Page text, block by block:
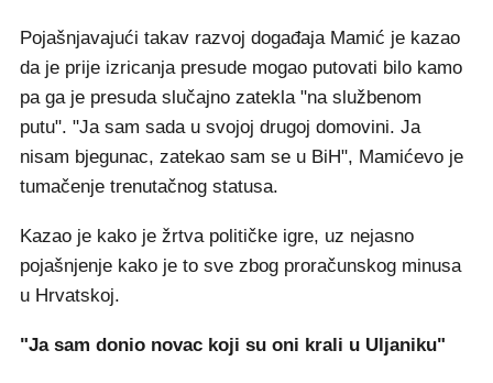
Pojašnjavajući takav razvoj događaja Mamić je kazao
da je prije izricanja presude mogao putovati bilo kamo
pa ga je presuda slučajno zatekla "na službenom
putu". "Ja sam sada u svojoj drugoj domovini. Ja
nisam bjegunac, zatekao sam se u BiH", Mamićevo je
tumačenje trenutačnog statusa.
Kazao je kako je žrtva političke igre, uz nejasno
pojašnjenje kako je to sve zbog proračunskog minusa
u Hrvatskoj.
"Ja sam donio novac koji su oni krali u Uljaniku"